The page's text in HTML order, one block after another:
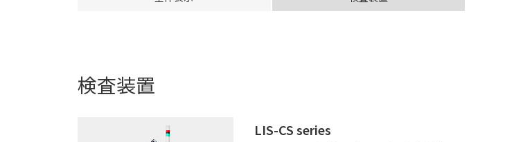
検査装置
LIS-CS series